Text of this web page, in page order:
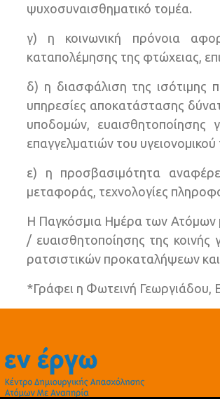
ψυχοσυναισθηματικό τομέα.
γ) η κοινωνική πρόνοια
καταπολέμησης της φτώχειας,
δ) η διασφάλιση της ισότιμης
υπηρεσίες αποκατάστασης
υποδομών, ευαισθητοποίησης
επαγγελματιών του
ε) η προσβασιμότητα
μεταφοράς, τεχνολογίες
Η Παγκόσμια Ημέρα των Ατόμων
/ ευαισθητοποίησης της
ρατσιστικών προκαταλήψεων και
*Γράφει η Φωτεινή Γεωργιάδου,